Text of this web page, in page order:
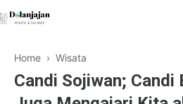
Home › Wisata
Candi Sojiwan; Candi